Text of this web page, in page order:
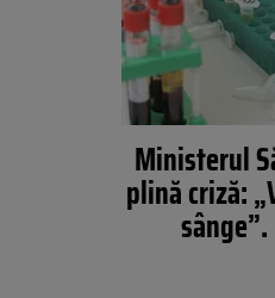
Ministerul
plină criză: